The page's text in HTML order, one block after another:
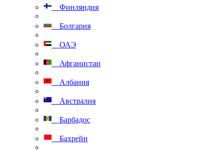
Финляндия
Болгария
ОАЭ
Афганистан
Албания
Австралия
Барбадос
Бахрейн